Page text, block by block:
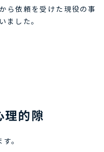
ら依頼を受けた現役の事
ました。
理的隙
。